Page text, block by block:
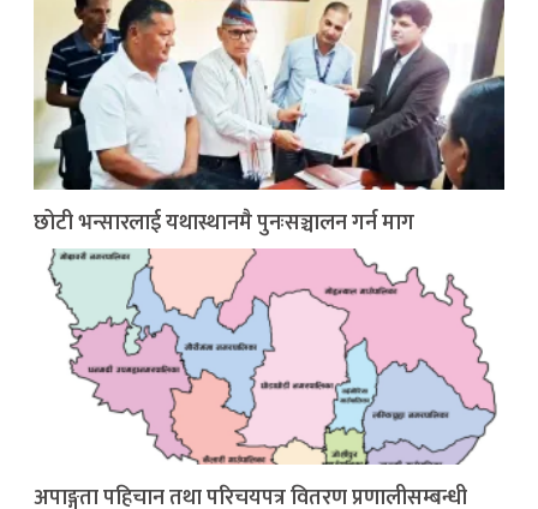
छोटी भन्सारलाई यथास्थानमै पुनःसञ्चालन गर्न माग
अपाङ्गता पहिचान तथा परिचयपत्र वितरण प्रणालीसम्बन्धी